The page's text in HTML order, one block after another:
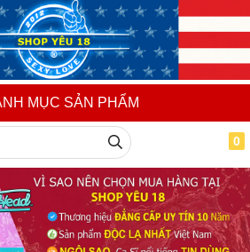
MỤC SẢN PHẨM
0